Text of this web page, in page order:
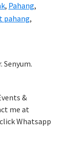
, Pahang,
pahang,
Senyum.
&
me at
Whatsapp